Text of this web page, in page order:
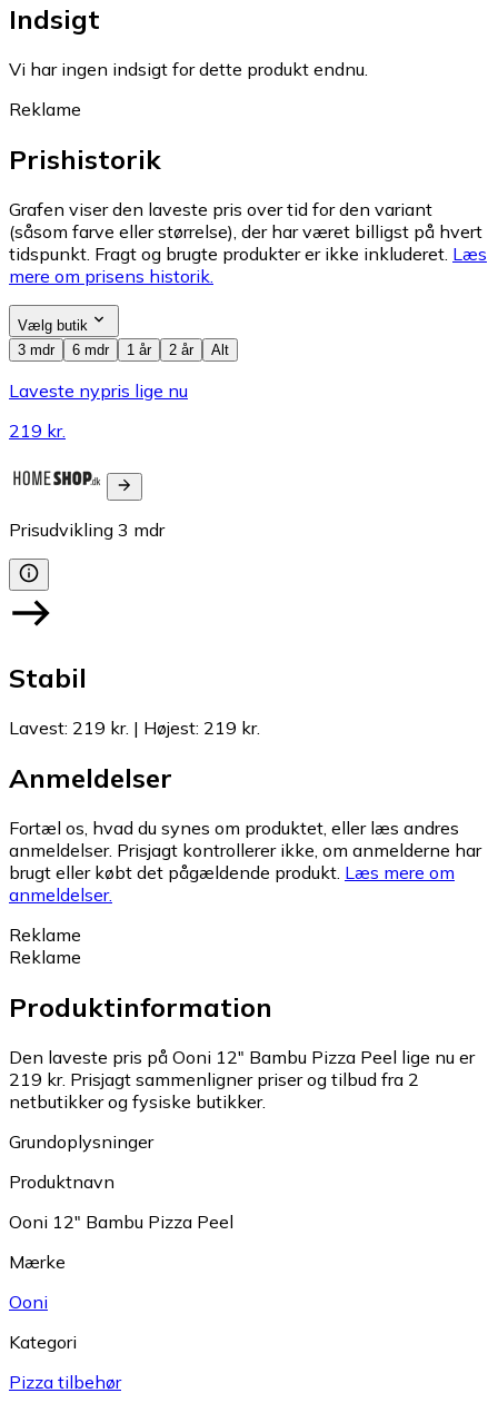
Indsigt
Vi har ingen indsigt for dette produkt endnu.
Reklame
Prishistorik
Grafen viser den laveste pris over tid for den variant
(såsom farve eller størrelse), der har været billigst på hvert
tidspunkt. Fragt og brugte produkter er ikke inkluderet. Læs
mere om prisens historik.
Vælg butik
3 mdr
6 mdr 1 år 2 år Alt
Laveste nypris lige nu
219 kr.
Prisudvikling 3 mdr
Stabil
Lavest: 219 kr. | Højest: 219 kr.
Anmeldelser
Fortæl os, hvad du synes om produktet, eller læs andres
anmeldelser. Prisjagt kontrollerer ikke, om anmelderne har
brugt eller købt det pågældende produkt. Læs mere om
anmeldelser.
Reklame
Reklame
Produktinformation
Den laveste pris på Ooni 12" Bambu Pizza Peel lige nu er
219 kr. Prisjagt sammenligner priser og tilbud fra 2
netbutikker og fysiske butikker.
Grundoplysninger
Produktnavn
Ooni 12" Bambu Pizza Peel
Mærke
Ooni
Kategori
Pizza tilbehør